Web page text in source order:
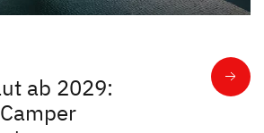
ab 2029: